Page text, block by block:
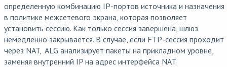
определенную комбинацию IP-портов источника и назначения
в политике межсетевого экрана, которая позволяет
установить сессию. Как только сессия завершена, шлюз
немедленно закрывается. В случае, если FTP-сессия проходит
через NAT, ALG анализирует пакеты на прикладном уровне,
заменяя внутренний IP на адрес интерфейса NAT.